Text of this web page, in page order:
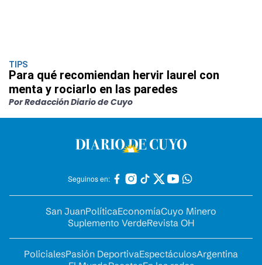
TIPS
Para qué recomiendan hervir laurel con
menta y rociarlo en las paredes
Por Redacción Diario de Cuyo
Seguinos en:
San JuanPolíticaEconomíaCuyo Minero
Suplemento VerdeRevista OH
PolicialesPasión DeportivaEspectáculosArgentina